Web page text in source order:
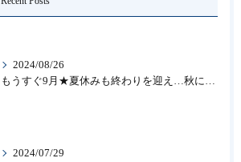
2024/08/26
もうすぐ9月★夏休みも終わりを迎え…秋になったら新しいことを始めよう♪大人の趣味に書道なら青霄書法会へ！
2024/07/29